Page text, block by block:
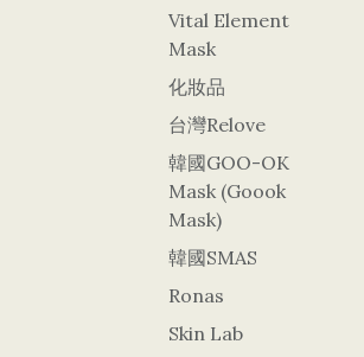
Vital Element
Mask
化妝品
台灣Relove
韓國GOO-OK
Mask (goook
Mask)
韓國SMAS
Ronas
Skin Lab